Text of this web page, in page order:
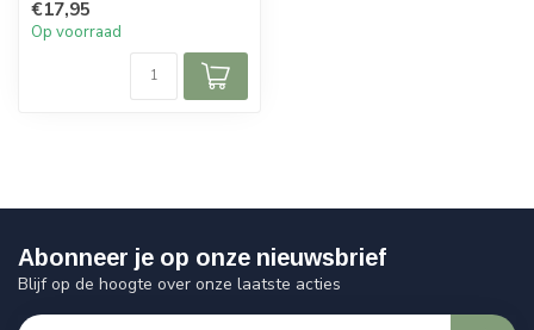
Tasbih 9...
€17,95
Op voorraad
Abonneer je op onze nieuwsbrief
Blijf op de hoogte over onze laatste acties